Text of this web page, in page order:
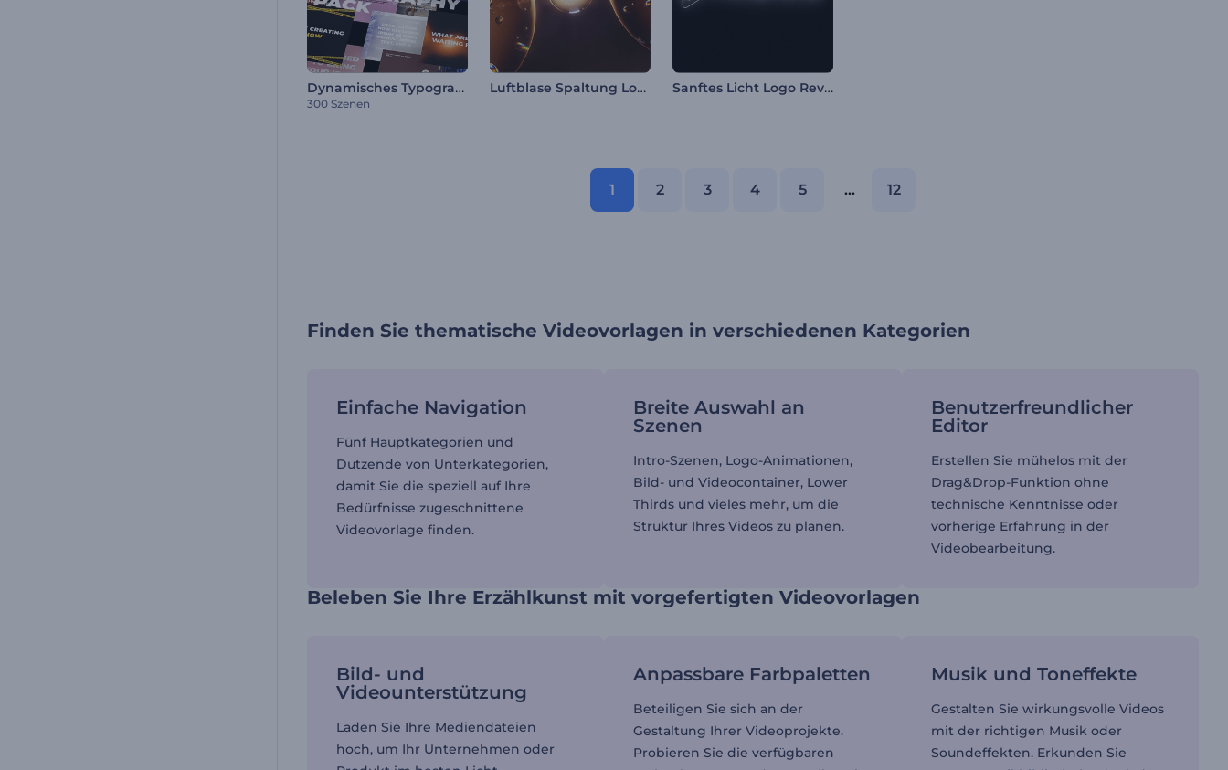
Dynamisches Typografie-Paket
300 Szenen
Luftblase Spaltung Logo Reveal Sanftes Licht Logo Reveal
1 2 3 4 5 ... 12
Finden Sie thematische Videovorlagen in verschiedenen Kategorien
Einfache Navigation
Fünf Hauptkategorien und
Dutzende von Unterkategorien,
damit Sie die speziell auf Ihre
Bedürfnisse zugeschnittene
Videovorlage finden.
Breite Auswahl an
Szenen
Intro-Szenen, Logo-Animationen,
Bild- und Videocontainer, Lower
Thirds und vieles mehr, um die
Struktur Ihres Videos zu planen.
Benutzerfreundlicher
Editor
Erstellen Sie mühelos mit der
Drag&Drop-Funktion ohne
technische Kenntnisse oder
vorherige Erfahrung in der
Videobearbeitung.
Beleben Sie Ihre Erzählkunst mit vorgefertigten Videovorlagen
Bild- und
Videounterstützung
Laden Sie Ihre Mediendateien
hoch, um Ihr Unternehmen oder
Anpassbare Farbpaletten
Beteiligen Sie sich an der
Gestaltung Ihrer Videoprojekte.
Probieren Sie die verfügbaren
Musik und Toneffekte
Gestalten Sie wirkungsvolle Videos
mit der richtigen Musik oder
Soundeffekten. Erkunden Sie